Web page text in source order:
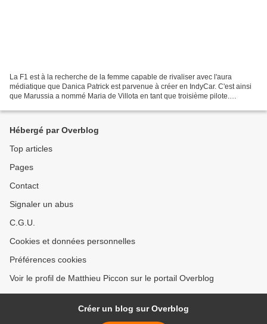
La F1 est à la recherche de la femme capable de rivaliser avec l'aura
médiatique que Danica Patrick est parvenue à créer en IndyCar. C'est ainsi
que Marussia a nommé Maria de Villota en tant que troisième pilote.
Hébergé par Overblog
Top articles
Pages
Contact
Signaler un abus
C.G.U.
Cookies et données personnelles
Préférences cookies
Voir le profil de Matthieu Piccon sur le portail Overblog
Créer un blog sur Overblog